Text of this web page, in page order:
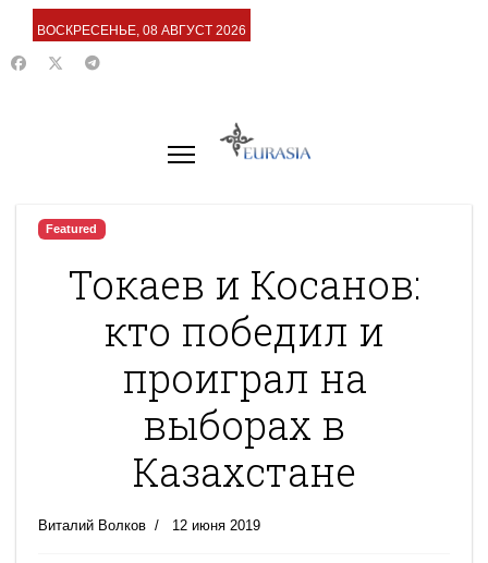
ВОСКРЕСЕНЬЕ, 08 АВГУСТ 2026
Featured
Токаев и Косанов:
кто победил и
проиграл на
выборах в
Казахстане
Виталий Волков 12 июня 2019